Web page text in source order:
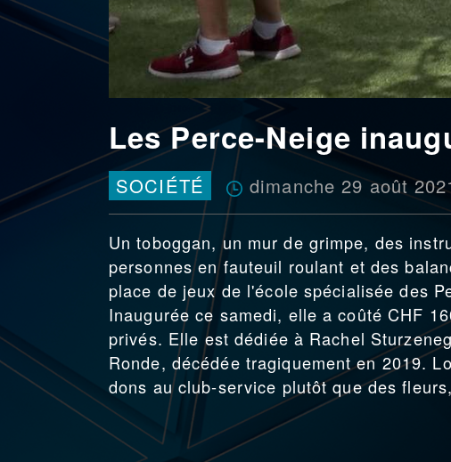
Les Perce-Neige
SOCIÉTÉ dimanche 29 août
Un toboggan, un mur de grimpe, des
personnes en fauteuil roulant et des
place de jeux de l'école spécialisée des
Inaugurée ce samedi, elle a coûté CHF
privés. Elle est dédiée à Rachel
Ronde, décédée tragiquement en 2019.
dons au club-service plutôt que des